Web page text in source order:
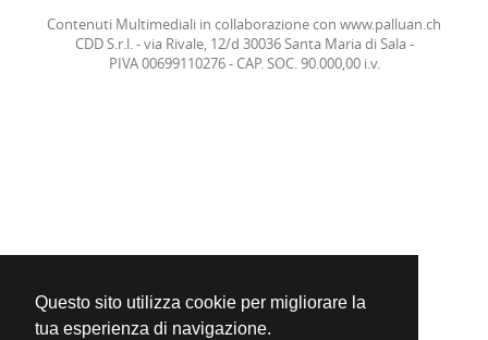
Questo sito utilizza cookie per migliorare la
tua esperienza di navigazione.
Contenuti Multimediali in collaborazione con www.palluan.ch
CDD S.r.l. - via Rivale, 12/d 30036 Santa Maria di Sala -
PIVA 00699110276 - CAP. SOC. 90.000,00 i.v.